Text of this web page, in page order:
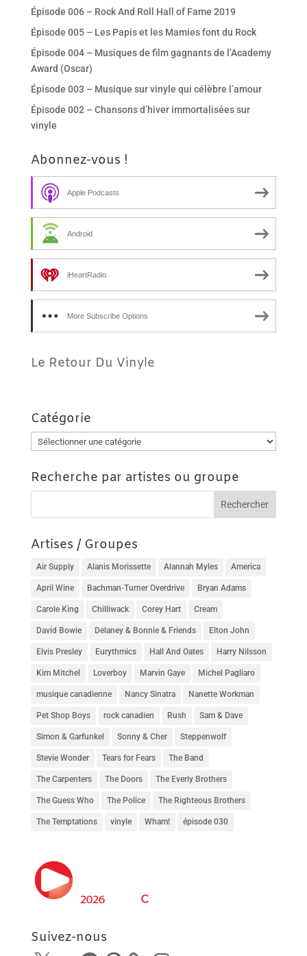
Épisode 006 – Rock And Roll Hall of Fame 2019
Épisode 005 – Les Papis et les Mamies font du Rock
Épisode 004 – Musiques de film gagnants de l’Academy
Award (Oscar)
Épisode 003 – Musique sur vinyle qui célèbre l’amour
Épisode 002 – Chansons d’hiver immortalisées sur
vinyle
Abonnez-vous !
Apple Podcasts
Android
iHeartRadio
More Subscribe Options
Le Retour Du Vinyle
Catégorie
Catégorie
Recherche par artistes ou groupe
Artises / Groupes
Air Supply Alanis Morissette Alannah Myles America
April Wine Bachman-Turner Overdrive Bryan Adams
Carole King Chilliwack Corey Hart Cream
David Bowie Delaney & Bonnie & Friends Elton John
Elvis Presley Eurythmics Hall And Oates Harry Nilsson
Kim Mitchel Loverboy Marvin Gaye Michel Pagliaro
musique canadienne Nancy Sinatra Nanette Workman
Pet Shop Boys rock canadien Rush Sam & Dave
Simon & Garfunkel Sonny & Cher Steppenwolf
Stevie Wonder Tears for Fears The Band
The Carpenters The Doors The Everly Brothers
The Guess Who The Police The Righteous Brothers
The Temptations vinyle Wham! épisode 030
Suivez-nous